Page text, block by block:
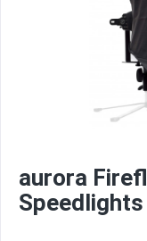
aurora
Speedlights